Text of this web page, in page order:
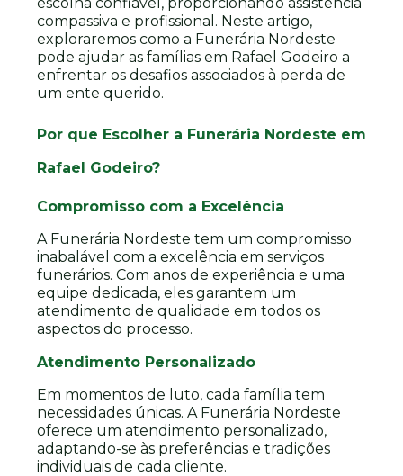
compassiva e profissional. Neste artigo,
exploraremos como a Funerária Nordeste
pode ajudar as famílias em Rafael Godeiro a
enfrentar os desafios associados à perda de
um ente querido.
Por que Escolher a Funerária Nordeste em
Rafael Godeiro?
Compromisso com a Excelência
A Funerária Nordeste tem um compromisso
inabalável com a excelência em serviços
funerários. Com anos de experiência e uma
equipe dedicada, eles garantem um
atendimento de qualidade em todos os
aspectos do processo.
Atendimento Personalizado
Em momentos de luto, cada família tem
necessidades únicas. A Funerária Nordeste
oferece um atendimento personalizado,
adaptando-se às preferências e tradições
individuais de cada cliente.